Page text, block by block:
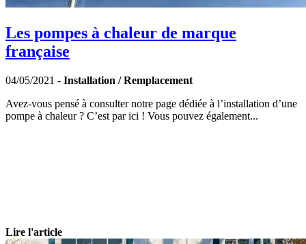
Les pompes à chaleur de marque
française
04/05/2021 - Installation / Remplacement
Avez-vous pensé à consulter notre page dédiée à l’installation d’une
pompe à chaleur ? C’est par ici ! Vous pouvez également...
Lire l'article